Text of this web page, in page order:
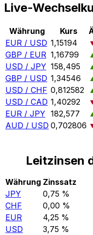
Live-
Währung Kurs
EUR / USD 1,15194
GBP / EUR 1,16799
USD / JPY 158,495
GBP / USD 1,34546
USD / CHF 0,812582
USD / CAD 1,40292
EUR / JPY 182,577
AUD / USD 0,702806
Leitzinsen
Währung Zinssatz
JPY
0,75 %
CHF
0,00 %
EUR
4,25 %
USD
3,75 %